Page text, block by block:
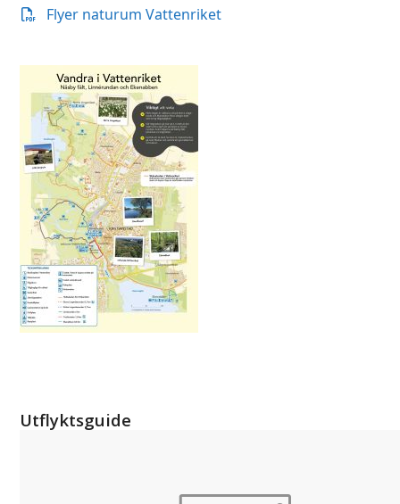
Flyer naturum Vattenriket
Utflyktsguide